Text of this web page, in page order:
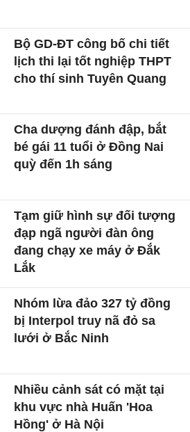
Bộ GD-ĐT công bố chi tiết
lịch thi lại tốt nghiệp THPT
cho thí sinh Tuyên Quang
Cha dượng đánh đập, bắt
bé gái 11 tuổi ở Đồng Nai
quỳ đến 1h sáng
Tạm giữ hình sự đối tượng
đạp ngã người đàn ông
đang chạy xe máy ở Đắk
Lắk
Nhóm lừa đảo 327 tỷ đồng
bị Interpol truy nã đỏ sa
lưới ở Bắc Ninh
Nhiều cảnh sát có mặt tại
khu vực nhà Huấn 'Hoa
Hồng' ở Hà Nội